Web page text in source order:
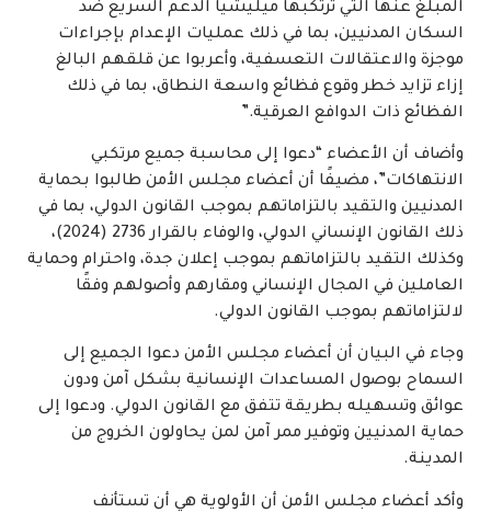
المبلغ عنها التي ترتكبها ميليشيا الدعم السريع ضد
السكان المدنيين، بما في ذلك عمليات الإعدام بإجراءات
موجزة والاعتقالات التعسفية، وأعربوا عن قلقهم البالغ
إزاء تزايد خطر وقوع فظائع واسعة النطاق، بما في ذلك
الفظائع ذات الدوافع العرقية.”
وأضاف أن الأعضاء “دعوا إلى محاسبة جميع مرتكبي
الانتهاكات”، مضيفًا أن أعضاء مجلس الأمن طالبوا بحماية
المدنيين والتقيد بالتزاماتهم بموجب القانون الدولي، بما في
ذلك القانون الإنساني الدولي، والوفاء بالقرار 2736 (2024)،
وكذلك التقيد بالتزاماتهم بموجب إعلان جدة، واحترام وحماية
العاملين في المجال الإنساني ومقارهم وأصولهم وفقًا
لالتزاماتهم بموجب القانون الدولي.
وجاء في البيان أن أعضاء مجلس الأمن دعوا الجميع إلى
السماح بوصول المساعدات الإنسانية بشكل آمن ودون
عوائق وتسهيله بطريقة تتفق مع القانون الدولي. ودعوا إلى
حماية المدنيين وتوفير ممر آمن لمن يحاولون الخروج من
المدينة.
وأكد أعضاء مجلس الأمن أن الأولوية هي أن تستأنف